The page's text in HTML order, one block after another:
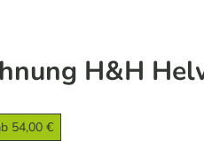
H&H
54,00 €